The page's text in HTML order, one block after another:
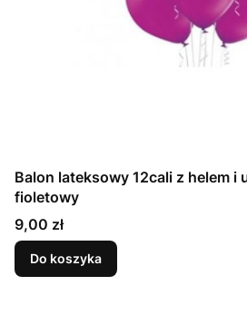
Balon lateksowy 12cali z helem i
fioletowy
Cena
9,00 zł
Do koszyka